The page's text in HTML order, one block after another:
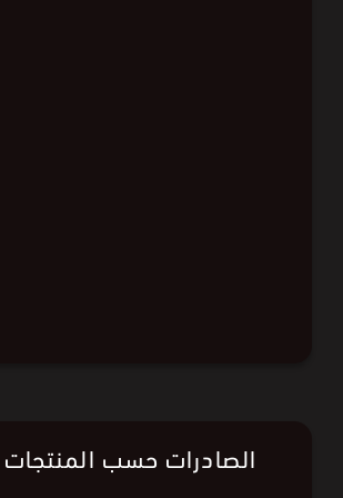
الصادرات حسب المنتجات